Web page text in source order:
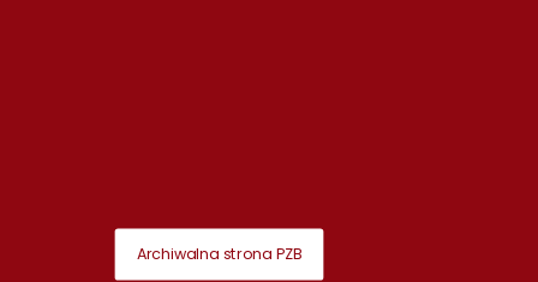
Archiwalna strona PZB